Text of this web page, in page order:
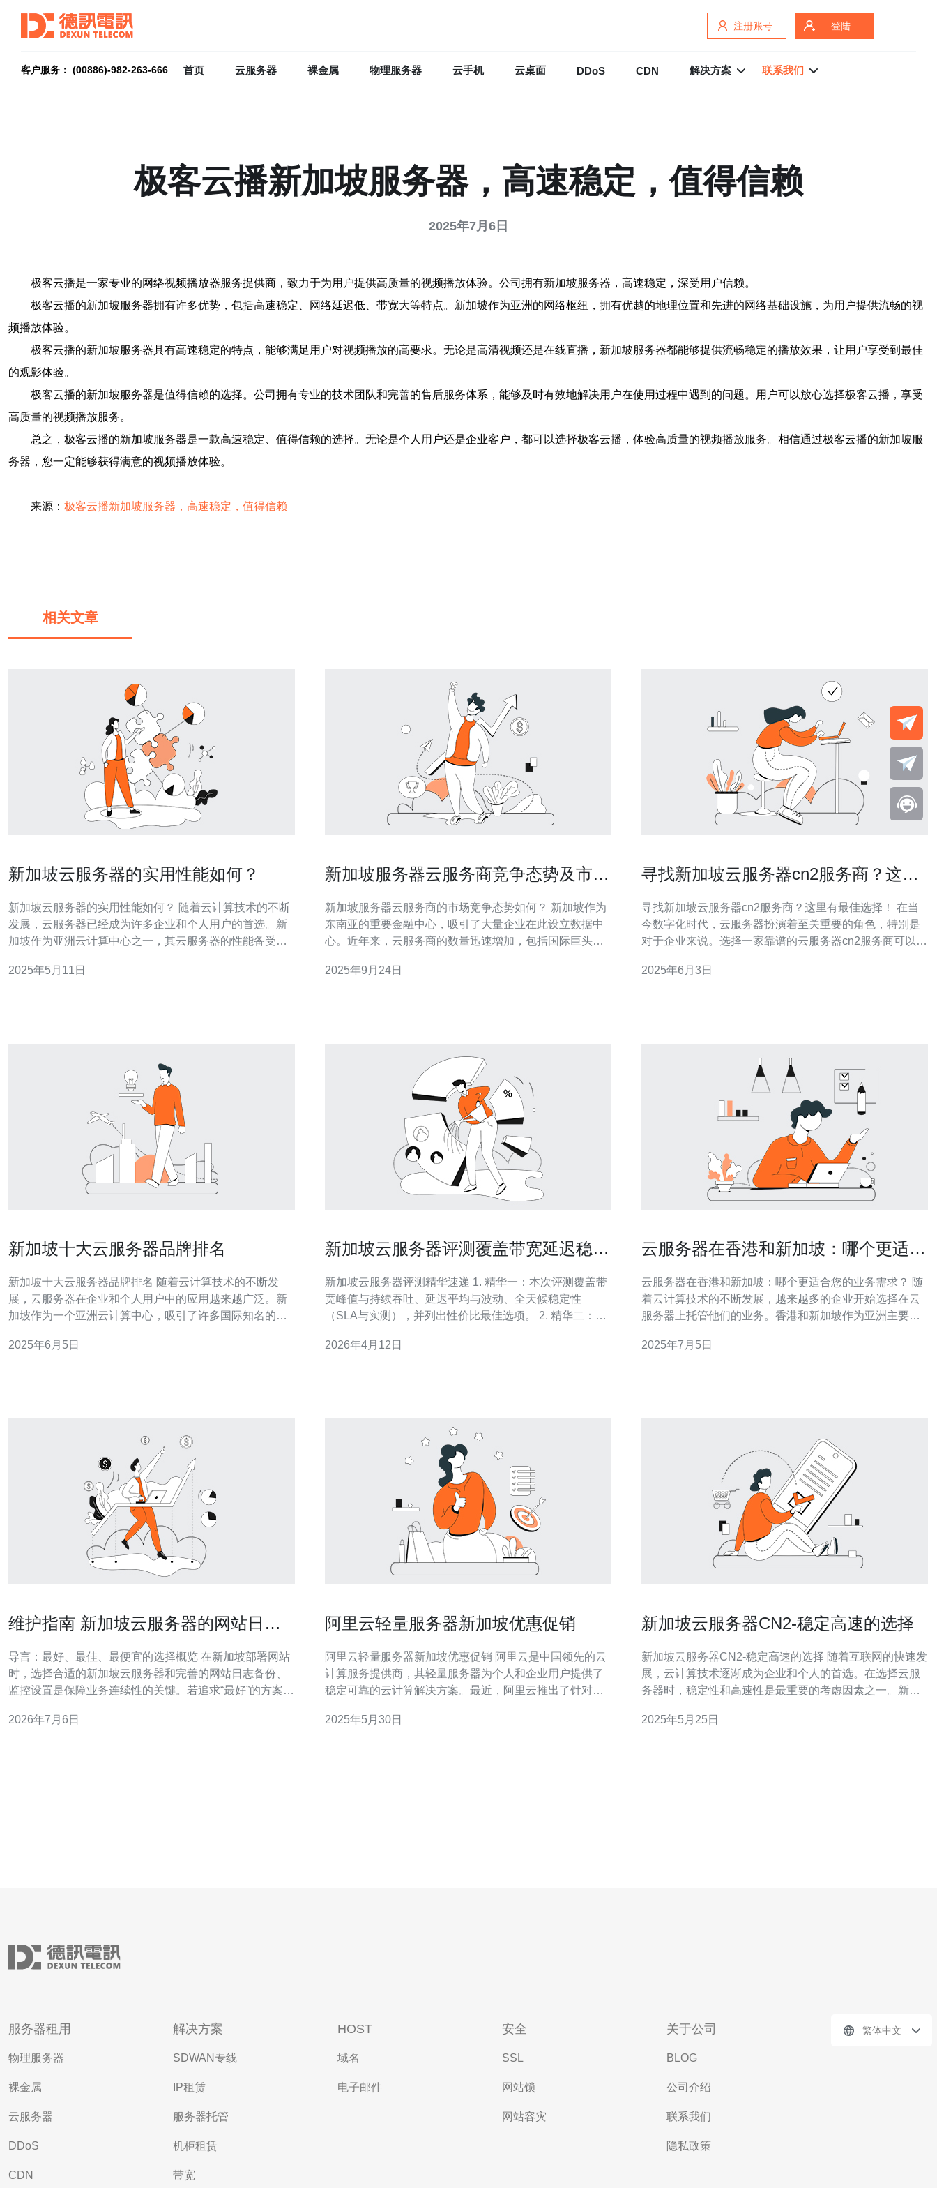
注册账号 登陆
客户服务： (00886)-982-263-666 首页 云服务器 裸金属 物理服务器 云手机 云桌面 DDoS CDN 解决方案 联系我们
极客云播新加坡服务器，高速稳定，值得信赖
2025年7月6日
极客云播是一家专业的网络视频播放器服务提供商，致力于为用户提供高质量的视频播放体验。公司拥有新加坡服务器，高速稳定，深受用户信赖。
极客云播的新加坡服务器拥有许多优势，包括高速稳定、网络延迟低、带宽大等特点。新加坡作为亚洲的网络枢纽，拥有优越的地理位置和先进的网络基础设施，为用户提供流畅的视
频播放体验。
极客云播的新加坡服务器具有高速稳定的特点，能够满足用户对视频播放的高要求。无论是高清视频还是在线直播，新加坡服务器都能够提供流畅稳定的播放效果，让用户享受到最佳
的观影体验。
极客云播的新加坡服务器是值得信赖的选择。公司拥有专业的技术团队和完善的售后服务体系，能够及时有效地解决用户在使用过程中遇到的问题。用户可以放心选择极客云播，享受
高质量的视频播放服务。
总之，极客云播的新加坡服务器是一款高速稳定、值得信赖的选择。无论是个人用户还是企业客户，都可以选择极客云播，体验高质量的视频播放服务。相信通过极客云播的新加坡服
务器，您一定能够获得满意的视频播放体验。
来源： 极客云播新加坡服务器，高速稳定，值得信赖
相关文章
新加坡云服务器的实用性能如何？
新加坡云服务器的实用性能如何？ 随着云计算技术的不断
发展，云服务器已经成为许多企业和个人用户的首选。新
加坡作为亚洲云计算中心之一，其云服务器的性能备受关
个方面进行分析。 新加坡云服务器的性能稳定性在亚洲地
2025年5月11日
新加坡服务器云服务商竞争态势及市场
新加坡服务器云服务商的市场竞争态势如何？ 新加坡作为
东南亚的重要金融中心，吸引了大量企业在此设立数据中
心。近年来，云服务商的数量迅速增加，包括国际巨头和
新和客户支持等方面。企业在选择服务商时，更加注重服
2025年9月24日
寻找新加坡云服务器cn2服务商？这里
寻找新加坡云服务器cn2服务商？这里有最佳选择！ 在当
今数字化时代，云服务器扮演着至关重要的角色，特别是
对于企业来说。选择一家靠谱的云服务器cn2服务商可以帮
坡作为亚洲的科技中心，拥有着先进的互联网基础设施和
2025年6月3日
新加坡十大云服务器品牌排名
新加坡十大云服务器品牌排名 随着云计算技术的不断发
展，云服务器在企业和个人用户中的应用越来越广泛。新
加坡作为一个亚洲云计算中心，吸引了许多国际知名的云
排名情况。 Amazon Web Services (AWS) Microsoft Azure
2025年6月5日
新加坡云服务器评测覆盖带宽延迟稳定
新加坡云服务器评测精华速递 1. 精华一：本次评测覆盖带
宽峰值与持续吞吐、延迟平均与波动、全天候稳定性
（SLA与实测），并列出性价比最佳选项。 2. 精华二：针
顾流媒体与API请求的实际需求。 3. 精华三：价格对比不
2026年4月12日
云服务器在香港和新加坡：哪个更适合
云服务器在香港和新加坡：哪个更适合您的业务需求？ 随
着云计算技术的不断发展，越来越多的企业开始选择在云
服务器上托管他们的业务。香港和新加坡作为亚洲主要的
础设施，成为许多企业选择部署云服务器的热门目的地。
2025年7月5日
维护指南 新加坡云服务器的网站日志
导言：最好、最佳、最便宜的选择概览 在新加坡部署网站
时，选择合适的新加坡云服务器和完善的网站日志备份、
监控设置是保障业务连续性的关键。若追求“最好”的方案，
配合跨区对象存储异地备份；若追求“最佳性价比”，可采用
2026年7月6日
阿里云轻量服务器新加坡优惠促销
阿里云轻量服务器新加坡优惠促销 阿里云是中国领先的云
计算服务提供商，其轻量服务器为个人和企业用户提供了
稳定可靠的云计算解决方案。最近，阿里云推出了针对新
验高性能的轻量服务器服务。 在这次新加坡地区的优惠促
2025年5月30日
新加坡云服务器CN2-稳定高速的选择
新加坡云服务器CN2-稳定高速的选择 随着互联网的快速发
展，云计算技术逐渐成为企业和个人的首选。在选择云服
务器时，稳定性和高速性是最重要的考虑因素之一。新加
优质的互联网服务，因此成为了许多人的首选。 CN2是指
2025年5月25日
服务器租用
物理服务器
裸金属
云服务器
DDoS
CDN
解决方案
SDWAN专线
IP租赁
服务器托管
机柜租赁
带宽
HOST
域名
电子邮件
安全
SSL
网站锁
网站容灾
关于公司
BLOG
公司介绍
联系我们
隐私政策
繁体中文